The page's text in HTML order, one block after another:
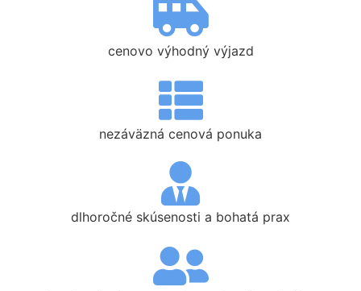
cenovo výhodný výjazd
nezáväzná cenová ponuka
dlhoročné skúsenosti a bohatá prax